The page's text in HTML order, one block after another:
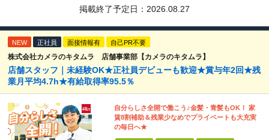
掲載終了予定日： 2026.08.27
NEW 正社員 面接情報有 自己PR不要
株式会社カメラのキタムラ 店舗事業部【カメラのキタムラ】
店舗スタッフ｜未経験OK★正社員デビューも歓迎★賞与年2回★残
業月平均4.7h★有給取得率95.5％
自分らしさ全開で働こう♪金髪・青髪もOK！ 家
賃8割補助＆残業少なめでプライベートも大充実
の毎日へ★